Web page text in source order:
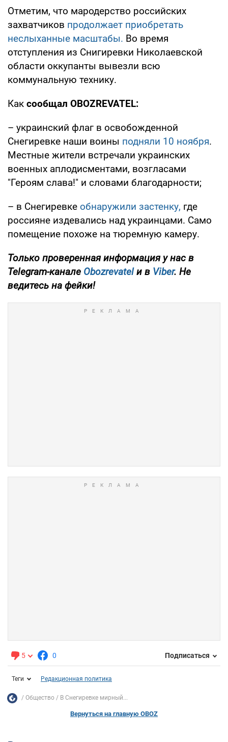
Отметим, что мародерство российских
захватчиков продолжает приобретать
неслыханные масштабы. Во время
отступления из Снигиревки Николаевской
области оккупанты вывезли всю
коммунальную технику.
Как сообщал OBOZREVATEL:
– украинский флаг в освобожденной
Снегиревке наши воины подняли 10 ноября.
Местные жители встречали украинских
военных аплодисментами, возгласами
"Героям слава!" и словами благодарности;
– в Снегиревке обнаружили застенку, где
россияне издевались над украинцами. Само
помещение похоже на тюремную камеру.
Только проверенная информация у нас в
Telegram-канале Obozrevatelи в Viber. Не
ведитесь на фейки!
5 0 Подписаться
Теги Редакционная политика
Общество В Снегиревке мирный...
Вернуться на главную OBOZ